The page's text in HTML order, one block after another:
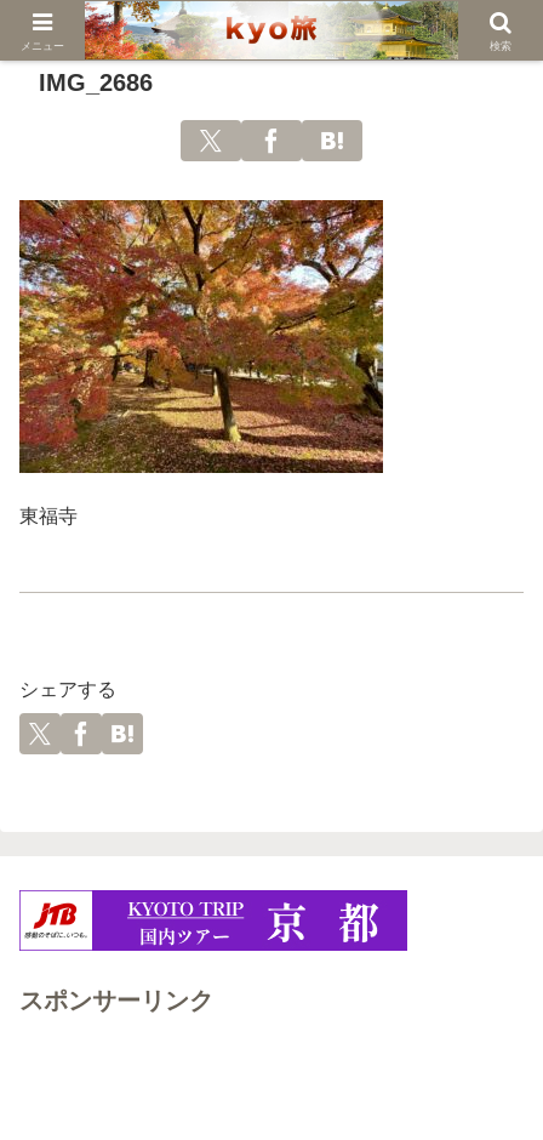
IMG_2686
東福寺
シェアする
スポンサーリンク
メニュー 検索